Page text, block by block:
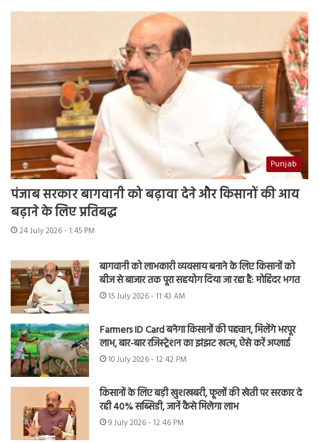
Punjab
पंजाब सरकार बागवानी को बढ़ावा देने और किसानों की आय
बढ़ाने के लिए प्रतिबद्ध
24 July 2026 - 1:45 PM
बागवानी को लाभकारी व्यवसाय बनाने के लिए किसानों को
बीज से बाजार तक पूरा सहयोग दिया जा रहा है: मोहिंदर भगत
15 July 2026 - 11:43 AM
Farmers ID Card बनेगा किसानों की पहचान, मिलेंगे भरपूर
लाभ, बार-बार रजिस्ट्रेशन का झंझट खत्म, ऐसे करें अप्लाई
10 July 2026 - 12:42 PM
किसानों के लिए बड़ी खुशखबरी, फूलों की खेती पर सरकार दे
रही 40% सब्सिडी, जानें कैसे मिलेगा लाभ
9 July 2026 - 12:46 PM